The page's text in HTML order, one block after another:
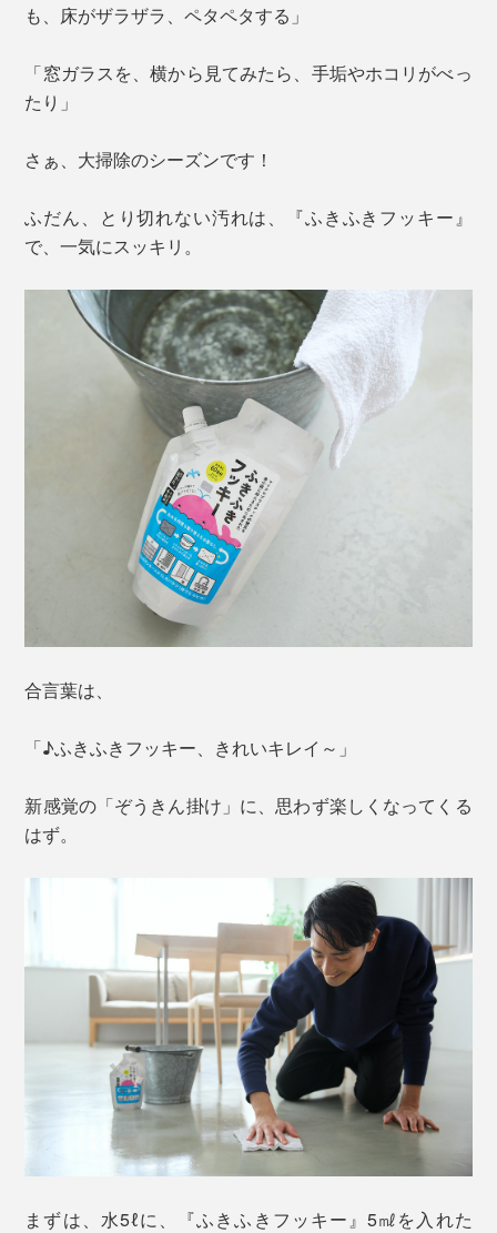
も、床がザラザラ、ペタペタする」
「窓ガラスを、横から見てみたら、手垢やホコリがべっ
たり」
さぁ、大掃除のシーズンです！
ふだん、とり切れない汚れは、『ふきふきフッキー』
で、一気にスッキリ。
合言葉は、
「♪ふきふきフッキー、きれいキレイ～」
新感覚の「ぞうきん掛け」に、思わず楽しくなってくる
はず。
まずは、水5ℓに、『ふきふきフッキー』5㎖を入れた